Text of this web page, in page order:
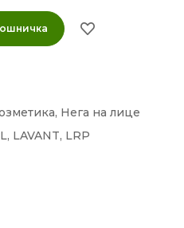
, Нега на лице
, LAVANT, LRP